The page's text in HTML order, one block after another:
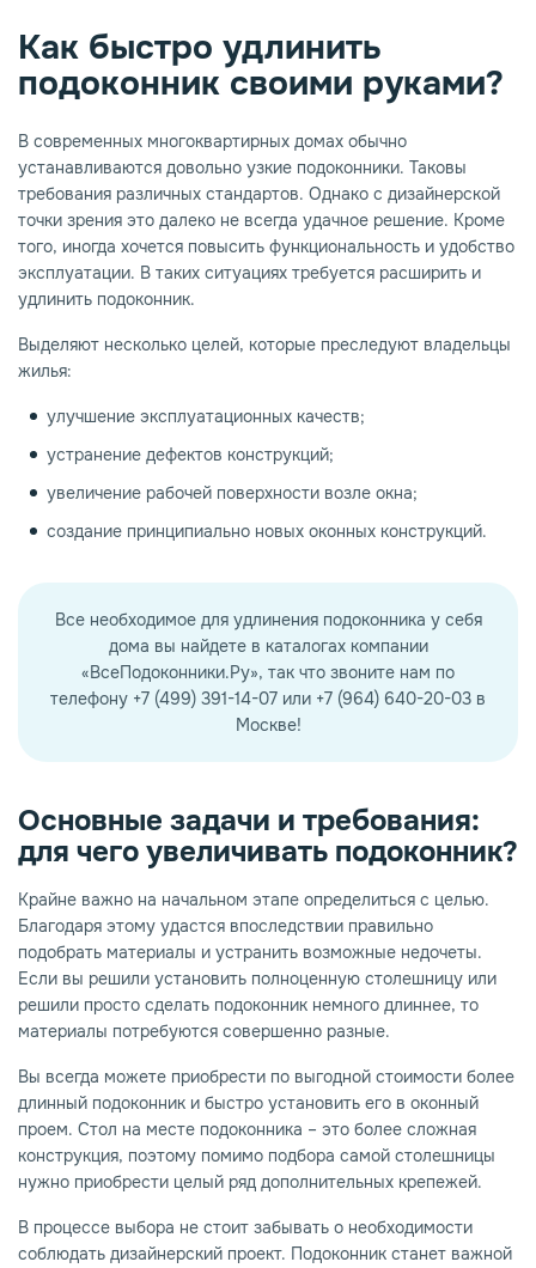
дерево
Как быстро удлинить
подоконник своими руками?
В современных многоквартирных домах обычно
устанавливаются довольно узкие подоконники. Таковы
требования различных стандартов. Однако с дизайнерской
точки зрения это далеко не всегда удачное решение. Кроме
того, иногда хочется повысить функциональность и удобство
эксплуатации. В таких ситуациях требуется расширить и
удлинить подоконник.
Выделяют несколько целей, которые преследуют владельцы
жилья:
улучшение эксплуатационных качеств;
устранение дефектов конструкций;
увеличение рабочей поверхности возле окна;
создание принципиально новых оконных конструкций.
Все необходимое для удлинения подоконника у себя
дома вы найдете в каталогах компании
«ВсеПодоконники.Ру», так что звоните нам по
телефону +7 (499) 391-14-07 или +7 (964) 640-20-03 в
Москве!
Основные задачи и требования:
для чего увеличивать подоконник?
Крайне важно на начальном этапе определиться с целью.
Благодаря этому удастся впоследствии правильно
подобрать материалы и устранить возможные недочеты.
Если вы решили установить полноценную столешницу или
решили просто сделать подоконник немного длиннее, то
материалы потребуются совершенно разные.
Вы всегда можете приобрести по выгодной стоимости более
длинный подоконник и быстро установить его в оконный
проем. Стол на месте подоконника – это более сложная
конструкция, поэтому помимо подбора самой столешницы
нужно приобрести целый ряд дополнительных крепежей.
В процессе выбора не стоит забывать о необходимости
соблюдать дизайнерский проект. Подоконник станет важной